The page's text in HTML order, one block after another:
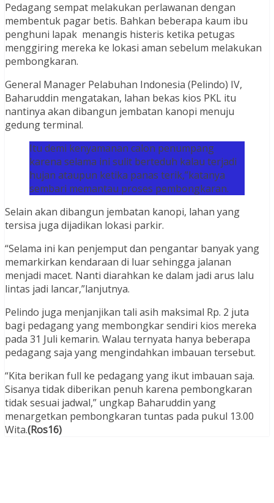
Pedagang sempat melakukan perlawanan dengan
membentuk pagar betis. Bahkan beberapa kaum ibu
penghuni lapak menangis histeris ketika petugas
menggiring mereka ke lokasi aman sebelum melakukan
pembongkaran.
General Manager Pelabuhan Indonesia (Pelindo) IV,
Baharuddin mengatakan, lahan bekas kios PKL itu
nantinya akan dibangun jembatan kanopi menuju
gedung terminal.
Itu demi kenyamanan calon penumpang
karena selama ini sulit berteduh kalau terjadi
hujan ataupun ketika panas terik,”katanya
sembari memantau proses pembongkaran.
Selain akan dibangun jembatan kanopi, lahan yang
tersisa juga dijadikan lokasi parkir.
“Selama ini kan penjemput dan pengantar banyak yang
memarkirkan kendaraan di luar sehingga jalanan
menjadi macet. Nanti diarahkan ke dalam jadi arus lalu
lintas jadi lancar,”lanjutnya.
Pelindo juga menjanjikan tali asih maksimal Rp. 2 juta
bagi pedagang yang membongkar sendiri kios mereka
pada 31 Juli kemarin. Walau ternyata hanya beberapa
pedagang saja yang mengindahkan imbauan tersebut.
“Kita berikan full ke pedagang yang ikut imbauan saja.
Sisanya tidak diberikan penuh karena pembongkaran
tidak sesuai jadwal,” ungkap Baharuddin yang
menargetkan pembongkaran tuntas pada pukul 13.00
Wita.(Ros16)